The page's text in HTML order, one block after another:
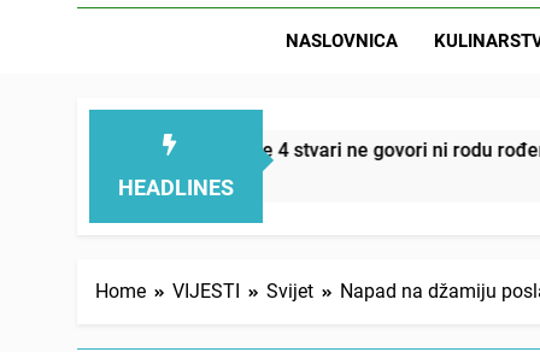
NASLOVNICA
HEADLINES
smanjuju – ove 4 stvari ne govori ni rodu rođenom
Home VIJESTI Svijet Napad na džamiju